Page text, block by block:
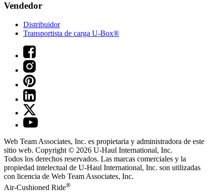
Vendedor
Distribuidor
Transportista de carga U-Box®
Web Team Associates, Inc. es propietaria y administradora de este
sitio web. Copyright © 2026 U-Haul International, Inc.
Todos los derechos reservados. Las marcas comerciales y la
propiedad intelectual de U-Haul International, Inc. son utilizadas
con licencia de Web Team Associates, Inc.
Air-Cushioned Ride®